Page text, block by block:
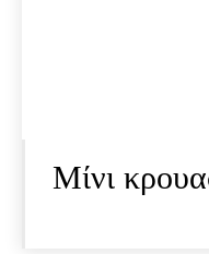
Μίνι